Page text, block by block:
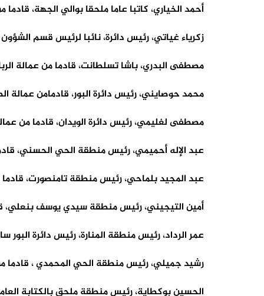
أحمد الخياري، كاتبا عاما ملحقا بوالي الجهة، قادما
زكرياء غياتي، رئيس دائرة، نائبا لرئيس قسم
مصطفى البدري، باشا تسلطانت، قادما من عمالة
محمد حوصايني، رئيس دائرة البور، قادمامن عمالة
مصطفى لغليمي، رئيس دائرة الويدان، قادما من
عبد الإله أحميمي، رئيس منطقة الحي الحسني،
عبد المجيد بلماحي، رئيس منطقة تامنصورت،
أمين التيجيني، رئيس منطقة سيدي يوسف بنعلي،
عمر الرداد، رئيس منطقة المنارة، رئيس دائرة البور
رشيد جميلي، رئيس منطقة الحي المحمدي ، قادما
الحسين بوكطاية، رئيس منطقة ملحق بالكتابة